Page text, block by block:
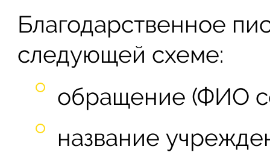
Благодарственное
следующей схеме:
обращение (ФИО
название